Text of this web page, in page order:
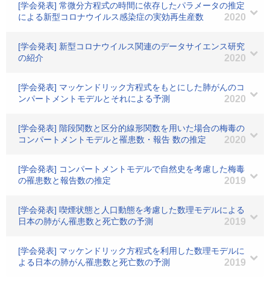
[学会発表] 常微分方程式の時間に依存したパラメータの推定
による新型コロナウイルス感染症の実効再生産数
2020
[学会発表] 新型コロナウイルス関連のデータサイエンス研究
の紹介
2020
[学会発表] マッケンドリック方程式をもとにした肺がんのコ
ンパートメントモデルとそれによる予測
2020
[学会発表] 階段関数と区分的線形関数を用いた場合の梅毒の
コンパートメントモデルと罹患数・報告 数の推定
2020
[学会発表] コンパートメントモデルで自然史を考慮した梅毒
の罹患数と報告数の推定
2019
[学会発表] 喫煙状態と人口動態を考慮した数理モデルによる
日本の肺がん罹患数と死亡数の予測
2019
[学会発表] マッケンドリック方程式を利用した数理モデルに
よる日本の肺がん罹患数と死亡数の予測
2019